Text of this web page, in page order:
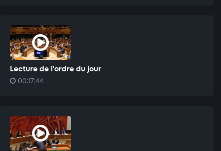
Lecture de l'ordre du jour
00:17:44